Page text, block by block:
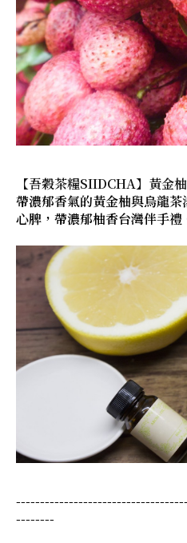
【吾穀茶糧SIIDCHA】黃金
帶濃郁香氣的黃金柚與烏龍
心脾，帶濃郁柚香台灣伴手禮
--------